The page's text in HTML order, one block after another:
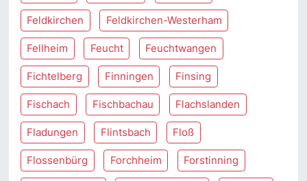
Feldkirchen Feldkirchen-Westerham
Fellheim Feucht Feuchtwangen
Fichtelberg Finningen Finsing
Fischach Fischbachau Flachslanden
Fladungen Flintsbach Floß
Flossenbürg Forchheim Forstinning